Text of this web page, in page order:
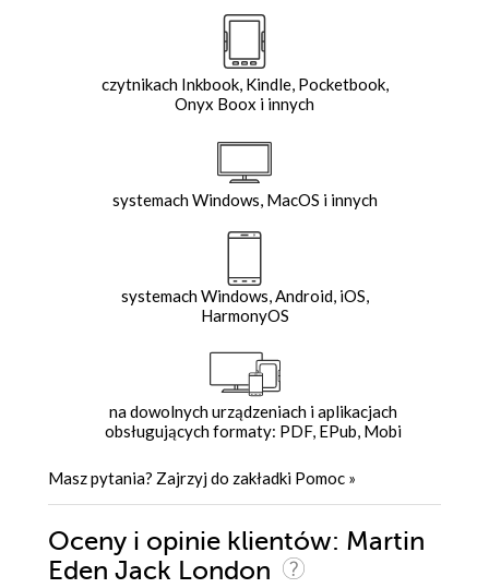
czytnikach Inkbook, Kindle, Pocketbook,
Onyx Boox i innych
systemach Windows, MacOS i innych
systemach Windows, Android, iOS,
HarmonyOS
na dowolnych urządzeniach i aplikacjach
obsługujących formaty: PDF, EPub, Mobi
Masz pytania? Zajrzyj do zakładki Pomoc »
Oceny i opinie klientów: Martin
Eden Jack London